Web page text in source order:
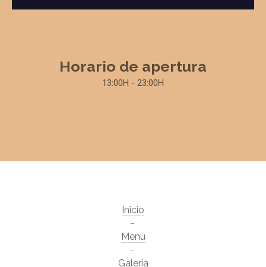
Horario de apertura
13:00H - 23:00H
Inicio
Menú
Galería